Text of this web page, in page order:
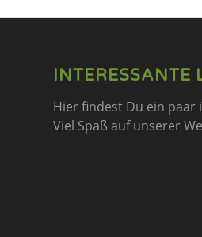
INTERESSANTE
Hier findest Du ein paar
Viel Spaß auf unserer